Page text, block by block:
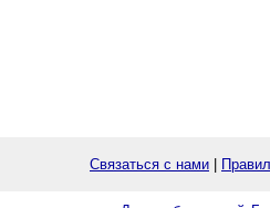
Связаться с нами